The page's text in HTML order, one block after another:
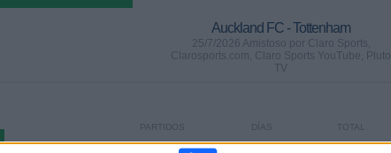
Auckland FC - Tottenham
25/7/2026 Amistoso por Claro Sports,
Clarosports.com, Claro Sports YouTube, Pluto
TV
TOTAL
DÍAS
PARTIDOS